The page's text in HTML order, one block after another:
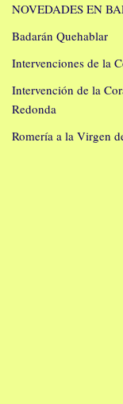
NOVEDADES EN
Badarán Quehablar
Intervenciones de la
Intervención de la
Redonda
Romería a la Virgen